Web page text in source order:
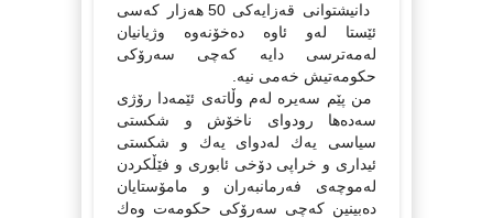
دانیشتوانی قەزایەكی 50 هەزار كەسی
ئێستا لەو ئاوە دەخۆنەوە وژیانیان
لەمەترسی دایە كەچی سەرۆكی
حكومەتیش خەمی نیە.
من پێم سەیرە لەم وڵاتەی ئێمەدا رۆژی
سەدەها رودوای ناخۆش و شكستی
سیاسی یەك لەدوای یەك و شكستی
ئیداری و خراپی دۆخی ئابوری و فێڵكردن
لەموچەی فەرمانبەران و مامۆستایان
دەبینین كەچی سەرۆكی حكومەت وەك